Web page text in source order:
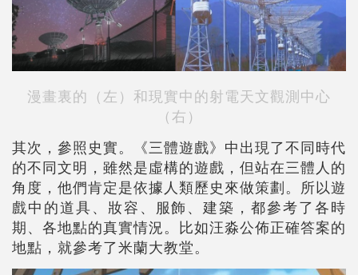
漫畫裏的（左）和現實中的射電天文觀測中心
（右）
其次，參照史實。《三體遊戲》中出現了不同時代
的不同文明，雖然是虛構的遊戲，但站在三體人的
角度，他們肯定是依據人類歷史來做策劃。所以遊
戲中的道具、妝容、服飾、建築，都參考了各時
期、各地點的真實情況。比如汪淼公佈正確答案的
地點，就參考了米蘭大教堂。